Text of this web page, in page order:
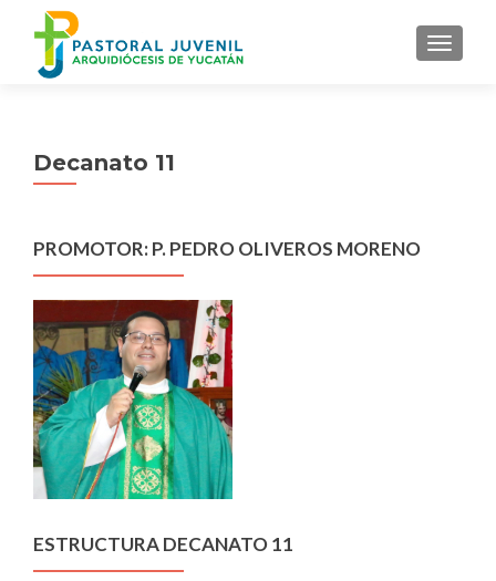
MENU
Decanato 11
PROMOTOR: P. PEDRO OLIVEROS MORENO
ESTRUCTURA DECANATO 11